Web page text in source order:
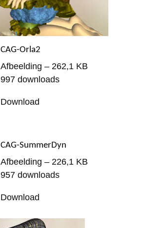
CAG-Orla2
Afbeelding – 262,1 KB
997 downloads
Download
CAG-SummerDyn
Afbeelding – 226,1 KB
957 downloads
Download